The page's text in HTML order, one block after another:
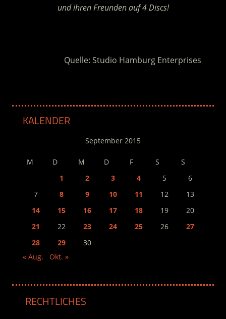
und ihren Freunden auf 4 Discs!
Quelle: Studio Hamburg Enterprises
KALENDER
September 2015
M D M D F S
S
1
2 3 4 5
6
7
8 9 10 11 12
13
14
15 16 17 18 19
20
21
22 23 24 25 26
27
28
29
30
« Aug.
Okt. »
RECHTLICHES